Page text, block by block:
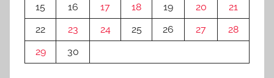
15
16 17 18 19 20
21
22
23 24 25 26 27
28
29
30